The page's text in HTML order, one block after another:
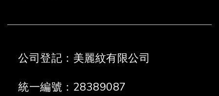
公司登記：美麗紋有限公司
統一編號：28389087